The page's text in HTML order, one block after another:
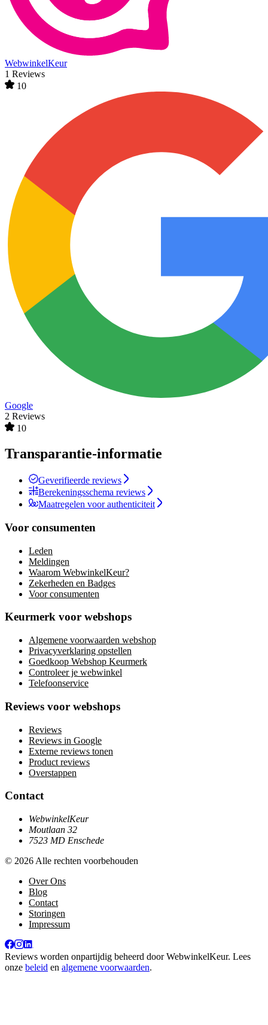
WebwinkelKeur
1 Reviews
10
Google
2 Reviews
10
Transparantie-informatie
Geverifieerde reviews
Berekeningsschema reviews
Maatregelen voor authenticiteit
Voor consumenten
Leden
Meldingen
Waarom WebwinkelKeur?
Zekerheden en Badges
Voor consumenten
Keurmerk voor webshops
Algemene voorwaarden webshop
Privacyverklaring opstellen
Goedkoop Webshop Keurmerk
Controleer je webwinkel
Telefoonservice
Reviews voor webshops
Reviews
Reviews in Google
Externe reviews tonen
Product reviews
Overstappen
Contact
WebwinkelKeur
Moutlaan 32
7523 MD Enschede
© 2026 Alle rechten voorbehouden
Over Ons
Blog
Contact
Storingen
Impressum
Reviews worden onpartijdig beheerd doorWebwinkelKeur. Lees
onze beleid en algemene voorwaarden.